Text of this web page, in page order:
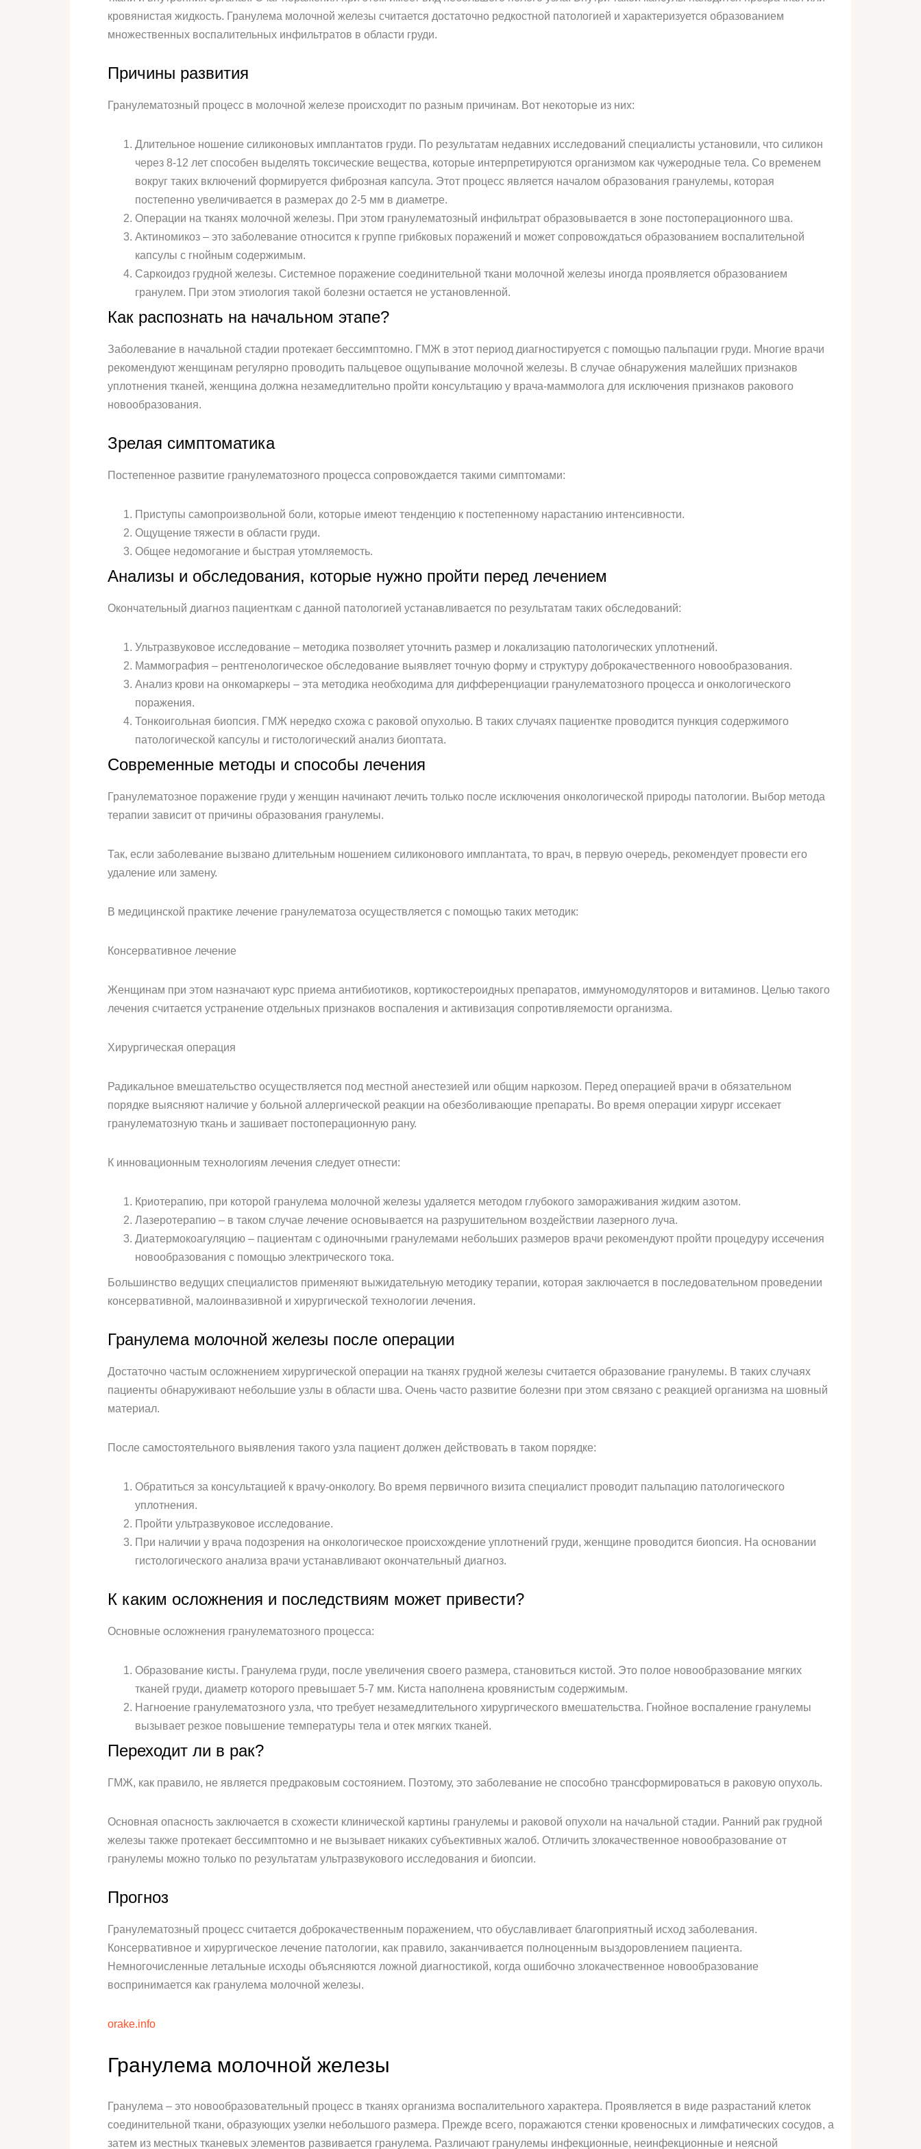
кровянистая жидкость. Гранулема молочной железы считается достаточно редкостной патологией и характеризуется образованием
множественных воспалительных инфильтратов в области груди.
Причины развития
Гранулематозный процесс в молочной железе происходит по разным причинам. Вот некоторые из них:
Длительное ношение силиконовых имплантатов груди. По результатам недавних исследований специалисты установили, что силикон
через 8-12 лет способен выделять токсические вещества, которые интерпретируются организмом как чужеродные тела. Со временем
вокруг таких включений формируется фиброзная капсула. Этот процесс является началом образования гранулемы, которая
постепенно увеличивается в размерах до 2-5 мм в диаметре.
Операции на тканях молочной железы. При этом гранулематозный инфильтрат образовывается в зоне постоперационного шва.
Актиномикоз – это заболевание относится к группе грибковых поражений и может сопровождаться образованием воспалительной
капсулы с гнойным содержимым.
Саркоидоз грудной железы. Системное поражение соединительной ткани молочной железы иногда проявляется образованием
гранулем. При этом этиология такой болезни остается не установленной.
Как распознать на начальном этапе?
Заболевание в начальной стадии протекает бессимптомно. ГМЖ в этот период диагностируется с помощью пальпации груди. Многие врачи
рекомендуют женщинам регулярно проводить пальцевое ощупывание молочной железы. В случае обнаружения малейших признаков
уплотнения тканей, женщина должна незамедлительно пройти консультацию у врача-маммолога для исключения признаков ракового
новообразования.
Зрелая симптоматика
Постепенное развитие гранулематозного процесса сопровождается такими симптомами:
Приступы самопроизвольной боли, которые имеют тенденцию к постепенному нарастанию интенсивности.
Ощущение тяжести в области груди.
Общее недомогание и быстрая утомляемость.
Анализы и обследования, которые нужно пройти перед лечением
Окончательный диагноз пациенткам с данной патологией устанавливается по результатам таких обследований:
Ультразвуковое исследование – методика позволяет уточнить размер и локализацию патологических уплотнений.
Маммография – рентгенологическое обследование выявляет точную форму и структуру доброкачественного новообразования.
Анализ крови на онкомаркеры – эта методика необходима для дифференциации гранулематозного процесса и онкологического
поражения.
Тонкоигольная биопсия. ГМЖ нередко схожа с раковой опухолью. В таких случаях пациентке проводится пункция содержимого
патологической капсулы и гистологический анализ биоптата.
Современные методы и способы лечения
Гранулематозное поражение груди у женщин начинают лечить только после исключения онкологической природы патологии. Выбор метода
терапии зависит от причины образования гранулемы.
Так, если заболевание вызвано длительным ношением силиконового имплантата, то врач, в первую очередь, рекомендует провести его
удаление или замену.
В медицинской практике лечение гранулематоза осуществляется с помощью таких методик:
Консервативное лечение
Женщинам при этом назначают курс приема антибиотиков, кортикостероидных препаратов, иммуномодуляторов и витаминов. Целью такого
лечения считается устранение отдельных признаков воспаления и активизация сопротивляемости организма.
Хирургическая операция
Радикальное вмешательство осуществляется под местной анестезией или общим наркозом. Перед операцией врачи в обязательном
порядке выясняют наличие у больной аллергической реакции на обезболивающие препараты. Во время операции хирург иссекает
гранулематозную ткань и зашивает постоперационную рану.
К инновационным технологиям лечения следует отнести:
Криотерапию, при которой гранулема молочной железы удаляется методом глубокого замораживания жидким азотом.
Лазеротерапию – в таком случае лечение основывается на разрушительном воздействии лазерного луча.
Диатермокоагуляцию – пациентам с одиночными гранулемами небольших размеров врачи рекомендуют пройти процедуру иссечения
новообразования с помощью электрического тока.
Большинство ведущих специалистов применяют выжидательную методику терапии, которая заключается в последовательном проведении
консервативной, малоинвазивной и хирургической технологии лечения.
Гранулема молочной железы после операции
Достаточно частым осложнением хирургической операции на тканях грудной железы считается образование гранулемы. В таких случаях
пациенты обнаруживают небольшие узлы в области шва. Очень часто развитие болезни при этом связано с реакцией организма на шовный
материал.
После самостоятельного выявления такого узла пациент должен действовать в таком порядке:
Обратиться за консультацией к врачу-онкологу. Во время первичного визита специалист проводит пальпацию патологического
уплотнения.
Пройти ультразвуковое исследование.
При наличии у врача подозрения на онкологическое происхождение уплотнений груди, женщине проводится биопсия. На основании
гистологического анализа врачи устанавливают окончательный диагноз.
К каким осложнения и последствиям может привести?
Основные осложнения гранулематозного процесса:
Образование кисты. Гранулема груди, после увеличения своего размера, становиться кистой. Это полое новообразование мягких
тканей груди, диаметр которого превышает 5-7 мм. Киста наполнена кровянистым содержимым.
Нагноение гранулематозного узла, что требует незамедлительного хирургического вмешательства. Гнойное воспаление гранулемы
вызывает резкое повышение температуры тела и отек мягких тканей.
Переходит ли в рак?
ГМЖ, как правило, не является предраковым состоянием. Поэтому, это заболевание не способно трансформироваться в раковую опухоль.
Основная опасность заключается в схожести клинической картины гранулемы и раковой опухоли на начальной стадии. Ранний рак грудной
железы также протекает бессимптомно и не вызывает никаких субъективных жалоб. Отличить злокачественное новообразование от
гранулемы можно только по результатам ультразвукового исследования и биопсии.
Прогноз
Гранулематозный процесс считается доброкачественным поражением, что обуславливает благоприятный исход заболевания.
Консервативное и хирургическое лечение патологии, как правило, заканчивается полноценным выздоровлением пациента.
Немногочисленные летальные исходы объясняются ложной диагностикой, когда ошибочно злокачественное новообразование
воспринимается как гранулема молочной железы.
orake.info
Гранулема молочной железы
Гранулема – это новообразовательный процесс в тканях организма воспалительного характера. Проявляется в виде разрастаний клеток
соединительной ткани, образующих узелки небольшого размера. Прежде всего, поражаются стенки кровеносных и лимфатических сосудов, а
затем из местных тканевых элементов развивается гранулема. Различают гранулемы инфекционные, неинфекционные и неясной